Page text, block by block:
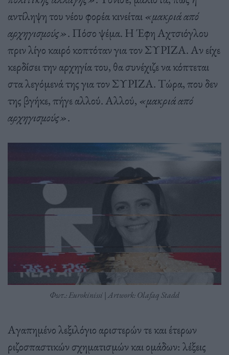
αντίληψη του νέου φορέα κινείται«μακριά από
αρχηγισμούς». Πόσο ψέμα. Η Έφη Αχτσιόγλου
πριν λίγο καιρό κοπτόταν για τον ΣΥΡΙΖΑ. Αν είχε
κερδίσει την αρχηγία του, θα συνέχιζε να κόπτεται
στα λεγόμενά της για τον ΣΥΡΙΖΑ. Τώρα, που δεν
της βγήκε, πήγε αλλού. Αλλού, «μακριά από
αρχηγισμούς».
Φωτ.: Eurokinissi | Artwork: Olafaq Stadd
Αγαπημένο λεξιλόγιο αριστερών τε και έτερων
ριζοσπαστικών σχηματισμών και ομάδων: λέξεις